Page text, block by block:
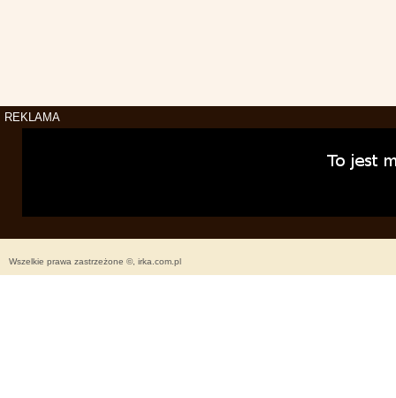
REKLAMA
Wszelkie prawa zastrzeżone ©, irka.com.pl